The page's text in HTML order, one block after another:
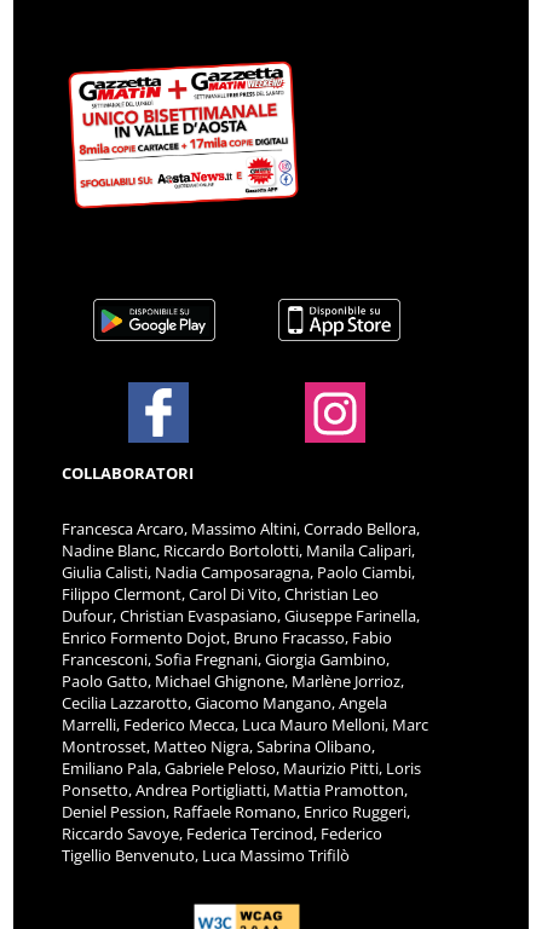
COLLABORATORI
Francesca Arcaro, Massimo Altini, Corrado Bellora,
Nadine Blanc, Riccardo Bortolotti, Manila Calipari,
Giulia Calisti, Nadia Camposaragna, Paolo Ciambi,
Filippo Clermont, Carol Di Vito, Christian Leo
Dufour, Christian Evaspasiano, Giuseppe Farinella,
Enrico Formento Dojot, Bruno Fracasso, Fabio
Francesconi, Sofia Fregnani, Giorgia Gambino,
Paolo Gatto, Michael Ghignone, Marlène Jorrioz,
Cecilia Lazzarotto, Giacomo Mangano, Angela
Marrelli, Federico Mecca, Luca Mauro Melloni, Marc
Montrosset, Matteo Nigra, Sabrina Olibano,
Emiliano Pala, Gabriele Peloso, Maurizio Pitti, Loris
Ponsetto, Andrea Portigliatti, Mattia Pramotton,
Deniel Pession, Raffaele Romano, Enrico Ruggeri,
Riccardo Savoye, Federica Tercinod, Federico
Tigellio Benvenuto, Luca Massimo Trifilò